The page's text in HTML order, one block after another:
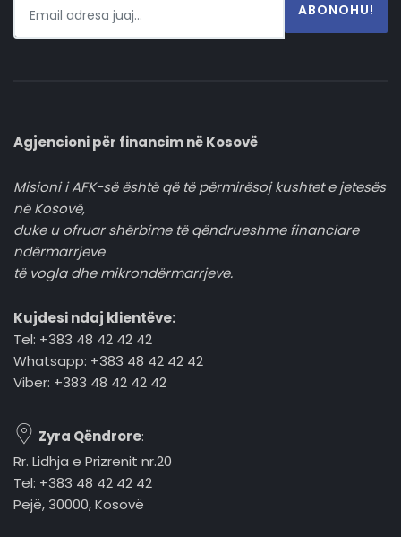
ABONOHU!
Agjencioni për financim në Kosovë
Misioni i AFK-së është që të përmirësoj kushtet e jetesës
në Kosovë,
duke u ofruar shërbime të qëndrueshme financiare
ndërmarrjeve
të vogla dhe mikrondërmarrjeve.
Kujdesi ndaj klientëve:
Tel: +383 48 42 42 42
Whatsapp: +383 48 42 42 42
Viber: +383 48 42 42 42
Zyra Qëndrore:
Rr. Lidhja e Prizrenit nr.20
Tel: +383 48 42 42 42
Pejë, 30000, Kosovë